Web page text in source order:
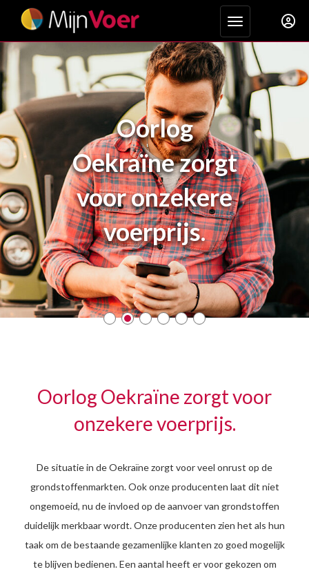
Toggle
Oorlog
Oekraïne zorgt
voor onzekere
voerprijs.
Oorlog Oekraïne zorgt voor
onzekere voerprijs.
De situatie in de Oekraïne zorgt voor veel onrust op de
grondstoffenmarkten. Ook onze producenten laat dit niet
ongemoeid, nu de invloed op de aanvoer van grondstoffen
duidelijk merkbaar wordt. Onze producenten zien het als hun
taak om de bestaande gezamenlijke klanten zo goed mogelijk
te blijven bedienen. Een aantal heeft er voor gekozen om